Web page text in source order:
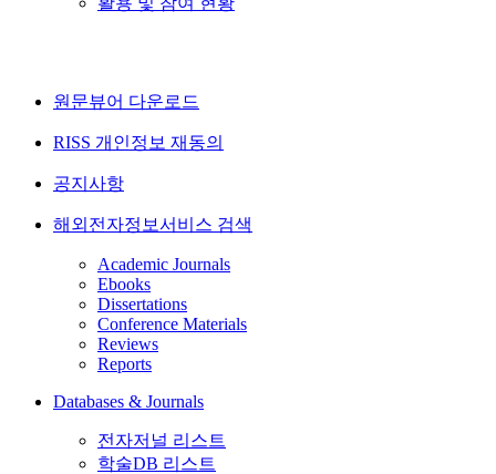
원문뷰어 다운로드
RISS 개인정보 재동의
공지사항
해외전자정보서비스 검색
Academic Journals
Ebooks
Dissertations
Conference Materials
Reviews
Reports
Databases & Journals
전자저널 리스트
학술DB 리스트